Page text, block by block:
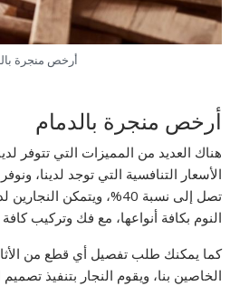
أرخص منجرة
أرخص منجرة بالدمام
هناك العديد من المميزات التي تتوفر
الأسعار التنافسية التي توجد لدينا،
تصل إلى نسبة 40%، ويتمكن
النوم بكافة أنواعها، مع فك وتركيب
كما يمكنك طلب تفصيل أي قطع من
الخاصين بنا، ويقوم النجار بتنفيذ